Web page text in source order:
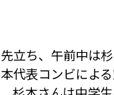
立ち、午前中は
代表コンビによ